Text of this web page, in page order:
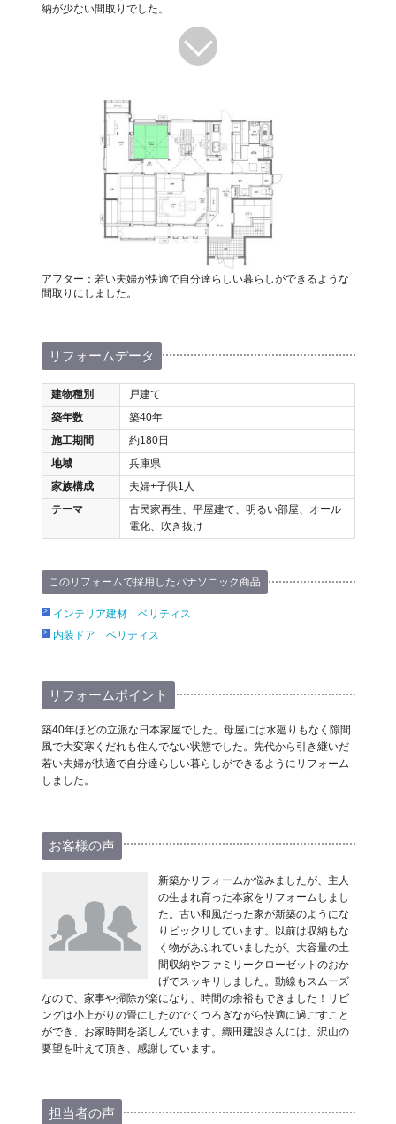
納が少ない間取りでした。
アフター：若い夫婦が快適で自分達らしい暮らしができるような
間取りにしました。
リフォームデータ
建物種別
戸建て
築年数
築40年
施工期間
約180日
地域
兵庫県
家族構成
夫婦+子供1人
テーマ
古民家再生、平屋建て、明るい部屋、オール
電化、吹き抜け
このリフォームで採用したパナソニック商品
インテリア建材 ベリティス
内装ドア ベリティス
リフォームポイント
築40年ほどの立派な日本家屋でした。母屋には水廻りもなく隙間
風で大変寒くだれも住んでない状態でした。先代から引き継いだ
若い夫婦が快適で自分達らしい暮らしができるようにリフォーム
しました。
お客様の声
新築かリフォームか悩みましたが、主人
の生まれ育った本家をリフォームしまし
た。古い和風だった家が新築のようにな
りビックリしています。以前は収納もな
く物があふれていましたが、大容量の土
間収納やファミリークローゼットのおか
げでスッキリしました。動線もスムーズ
なので、家事や掃除が楽になり、時間の余裕もできました！リビ
ングは小上がりの畳にしたのでくつろぎながら快適に過ごすこと
ができ、お家時間を楽しんでいます。織田建設さんには、沢山の
要望を叶えて頂き、感謝しています。
担当者の声